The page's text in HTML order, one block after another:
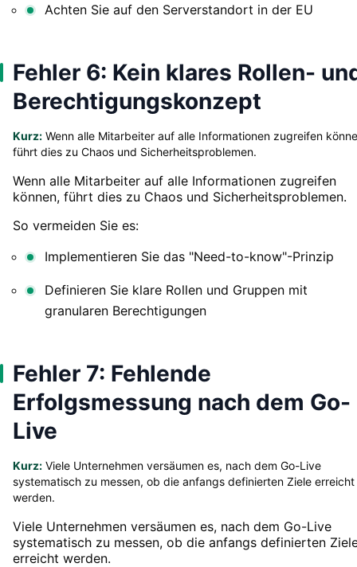
Achten Sie auf den Serverstandort in der EU
Fehler 6: Kein klares Rollen-
Berechtigungskonzept
Kurz: Wenn alle Mitarbeiter auf alle Informationen zugreifen
führt dies zu Chaos und Sicherheitsproblemen.
Wenn alle Mitarbeiter auf alle Informationen zugreifen
können, führt dies zu Chaos und Sicherheitsproblemen.
So vermeiden Sie es:
Implementieren Sie das "Need-to-know"-Prinzip
Definieren Sie klare Rollen und Gruppen mit
granularen Berechtigungen
Fehler 7: Fehlende
Erfolgsmessung nach dem Go-
Live
Kurz: Viele Unternehmen versäumen es, nach dem Go-Live
systematisch zu messen, ob die anfangs definierten Ziele erreicht
werden.
Viele Unternehmen versäumen es, nach dem Go-Live
systematisch zu messen, ob die anfangs definierten
erreicht werden.